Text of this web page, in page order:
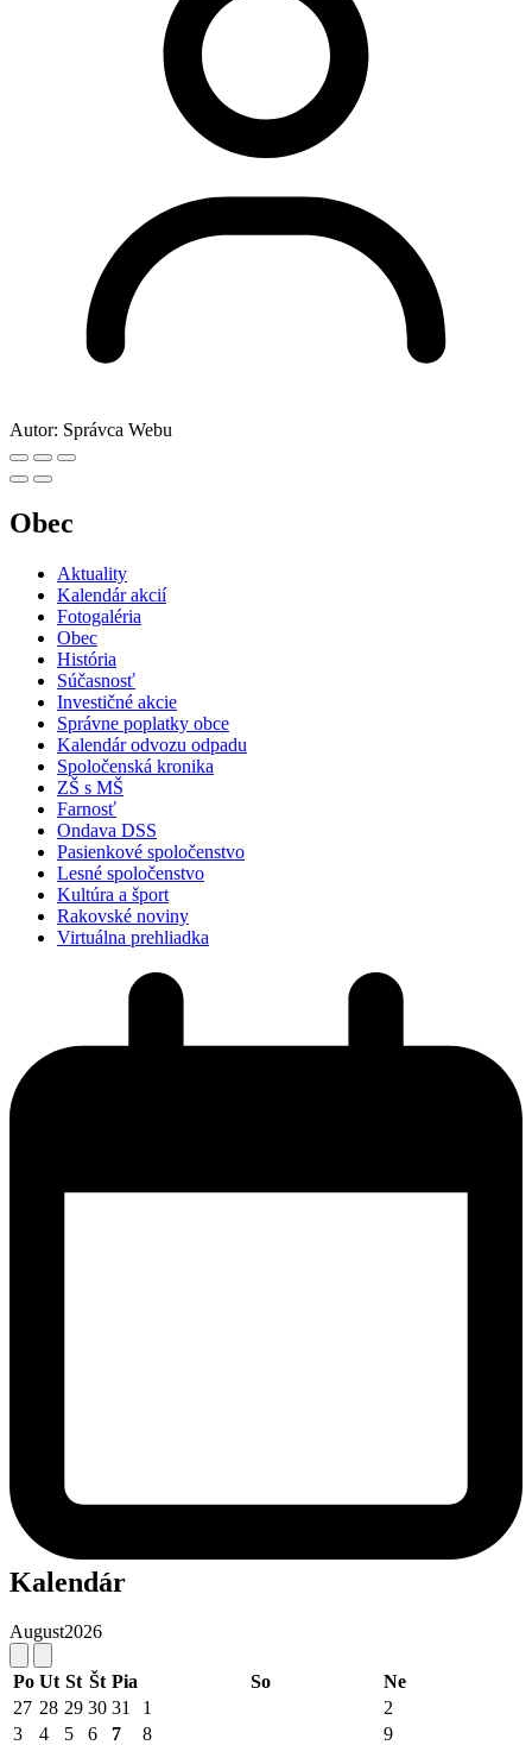
Autor: Správca Webu
Obec
Aktuality
Kalendár akcií
Fotogaléria
Obec
História
Súčasnosť
Investičné akcie
Správne poplatky obce
Kalendár odvozu odpadu
Spoločenská kronika
ZŠ s MŠ
Farnosť
Ondava DSS
Pasienkové spoločenstvo
Lesné spoločenstvo
Kultúra a šport
Rakovské noviny
Virtuálna prehliadka
Kalendár
August2026
Po Ut St Št Pia So
Ne
27 28 29 30 31 1
2
3
4 5 6 7 8 9